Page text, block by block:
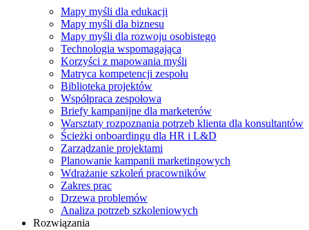
Mapy myśli dla edukacji
Mapy myśli dla biznesu
Mapy myśli dla rozwoju osobistego
Technologia wspomagająca
Korzyści z mapowania myśli
Matryca kompetencji zespołu
Biblioteka projektów
Współpraca zespołowa
Briefy kampanijne dla marketerów
Warsztaty rozpoznania potrzeb klienta dla konsultantów
Ścieżki onboardingu dla HR i L&D
Zarządzanie projektami
Planowanie kampanii marketingowych
Wdrażanie szkoleń pracowników
Zakres prac
Drzewa problemów
Analiza potrzeb szkoleniowych
Rozwiązania